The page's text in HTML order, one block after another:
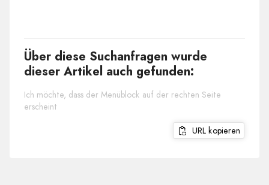
Über diese Suchanfragen wurde
dieser Artikel auch gefunden:
Ich möchte, dass der Menüblock auf der rechten Seite
erscheint
URL kopieren